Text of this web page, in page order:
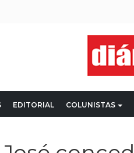
EDITORIAL COLUNISTAS